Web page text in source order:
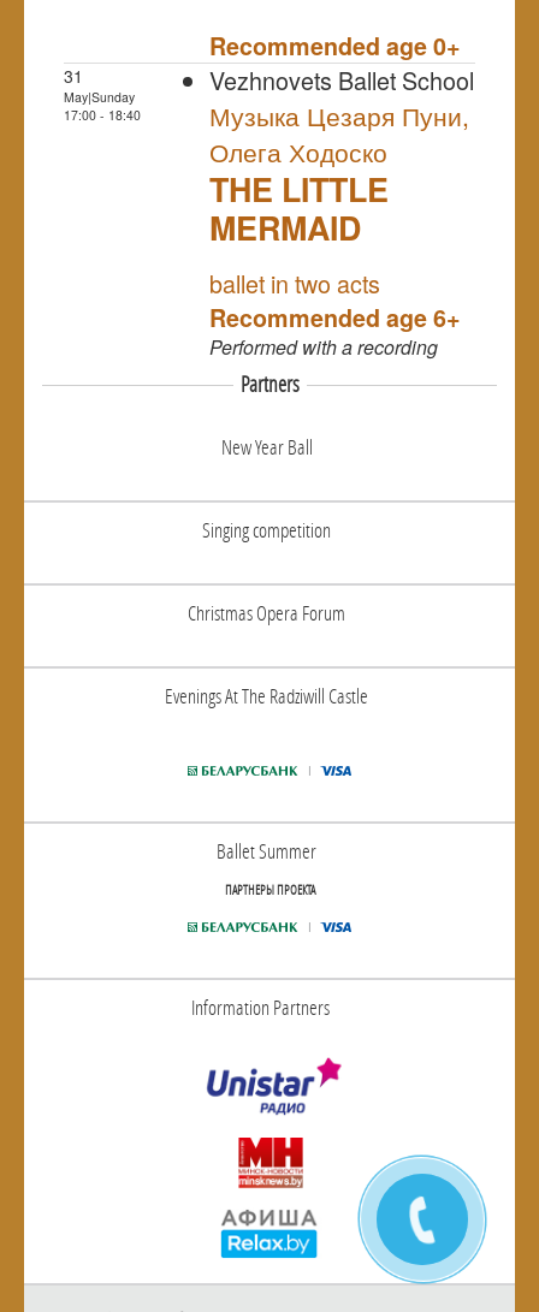
Recommended age 0+
31
May|Sunday
17:00 - 18:40
Vezhnovets Ballet School
Музыка Цезаря Пуни,
Олега Ходоско
THE LITTLE
MERMAID
ballet in two acts
Recommended age 6+
Performedwith a recording
Partners
New Year Ball
Singing competition
Christmas Opera Forum
Evenings At The Radziwill Castle
Ballet Summer
ПАРТНЕРЫ ПРОЕКТА
Information Partners